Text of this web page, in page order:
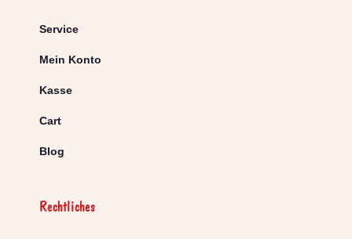
Service
Mein Konto
Kasse
Cart
Blog
Rechtliches